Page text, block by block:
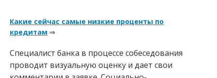
Какие сейчас самые низкие проценты по
кредитам ⇒
Специалист банка в процессе собеседования
проводит визуальную оценку и дает свои